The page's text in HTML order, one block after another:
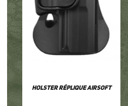
Holster réplique airsoft